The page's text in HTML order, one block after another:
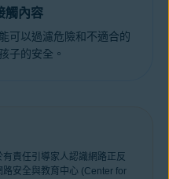
觸內容
可以過濾危險和不適合的
子的安全。
責任引導家人認識網路正反
安全與教育中心 (Center for